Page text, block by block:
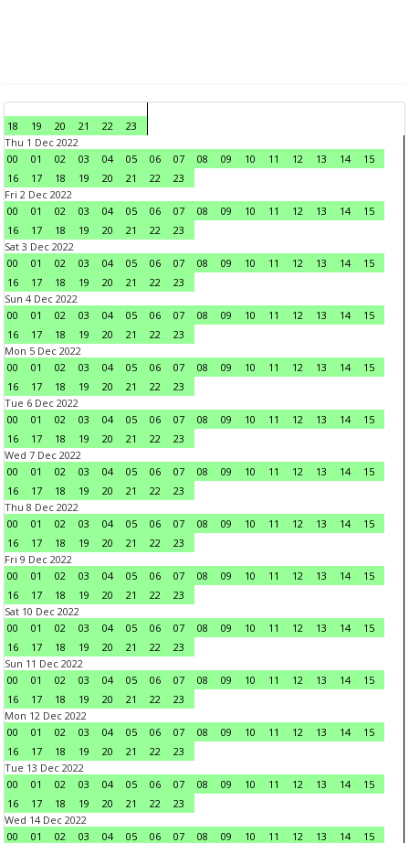
18 19 20 21 22
23
Thu 1 Dec 2022
00
01 02 03 04 05 06 07 08 09 10 11 12 13 14
15
16
17 18 19 20 21 22
23
Fri 2 Dec 2022
00
01 02 03 04 05 06 07 08 09 10 11 12 13 14
15
16
17 18 19 20 21 22
23
Sat 3 Dec 2022
00
01 02 03 04 05 06 07 08 09 10 11 12 13 14
15
16
17 18 19 20 21 22
23
Sun 4 Dec 2022
00
01 02 03 04 05 06 07 08 09 10 11 12 13 14
15
16
17 18 19 20 21 22
23
Mon 5 Dec 2022
00
01 02 03 04 05 06 07 08 09 10 11 12 13 14
15
16
17 18 19 20 21 22
23
Tue 6 Dec 2022
00
01 02 03 04 05 06 07 08 09 10 11 12 13 14
15
16
17 18 19 20 21 22
23
Wed 7 Dec 2022
00
01 02 03 04 05 06 07 08 09 10 11 12 13 14
15
16
17 18 19 20 21 22
23
Thu 8 Dec 2022
00
01 02 03 04 05 06 07 08 09 10 11 12 13 14
15
16
17 18 19 20 21 22
23
Fri 9 Dec 2022
00
01 02 03 04 05 06 07 08 09 10 11 12 13 14
15
16
17 18 19 20 21 22
23
Sat 10 Dec 2022
00
01 02 03 04 05 06 07 08 09 10 11 12 13 14
15
16
17 18 19 20 21 22
23
Sun 11 Dec 2022
00
01 02 03 04 05 06 07 08 09 10 11 12 13 14
15
16
17 18 19 20 21 22
23
Mon 12 Dec 2022
00
01 02 03 04 05 06 07 08 09 10 11 12 13 14
15
16
17 18 19 20 21 22
23
Tue 13 Dec 2022
00
01 02 03 04 05 06 07 08 09 10 11 12 13 14
15
16
17 18 19 20 21 22
23
Wed 14 Dec 2022
00
01 02 03 04 05 06 07 08 09 10 11 12 13 14
15